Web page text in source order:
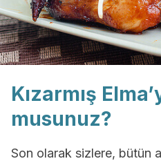
Kızarmış
musunuz?
Son olarak sizlere, bütün